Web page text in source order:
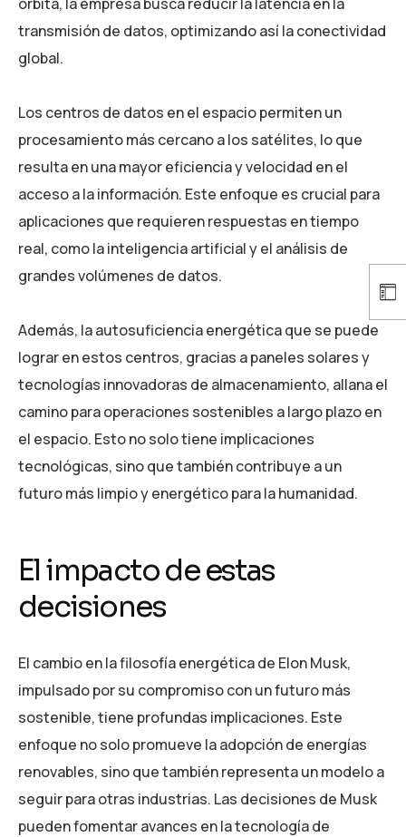
transmisión de datos, optimizando así la conectividad
global.
Los centros de datos en el espacio permiten un
procesamiento más cercano a los satélites, lo que
resulta en una mayor eficiencia y velocidad en el
acceso a la información. Este enfoque es crucial para
aplicaciones que requieren respuestas en tiempo
real, como la inteligencia artificial y el análisis de
grandes volúmenes de datos.
Además, la autosuficiencia energética que se puede
lograr en estos centros, gracias a paneles solares y
tecnologías innovadoras de almacenamiento, allana el
camino para operaciones sostenibles a largo plazo en
el espacio. Esto no solo tiene implicaciones
tecnológicas, sino que también contribuye a un
futuro más limpio y energético para la humanidad.
El impacto de estas
decisiones
El cambio en la filosofía energética de Elon Musk,
impulsado por su compromiso con un futuro más
sostenible, tiene profundas implicaciones. Este
enfoque no solo promueve la adopción de energías
renovables, sino que también representa un modelo a
seguir para otras industrias. Las decisiones de Musk
pueden fomentar avances en la tecnología de